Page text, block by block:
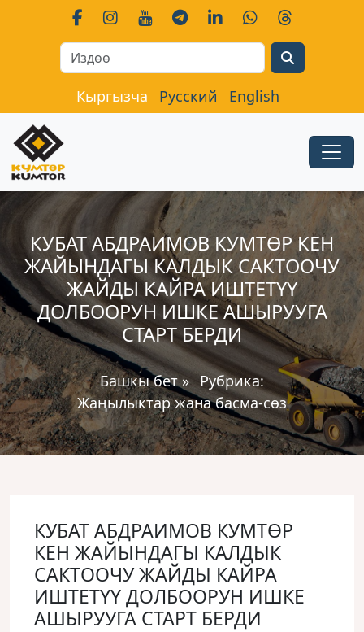
Кыргызча Русский English
КУБАТ АБДРАИМОВ КУМТӨР КЕН
ЖАЙЫНДАГЫ КАЛДЫК САКТООЧУ
ЖАЙДЫ КАЙРА ИШТЕТҮҮ
ДОЛБООРУН ИШКЕ АШЫРУУГА
СТАРТ БЕРДИ
Башкы бет» Рубрика:
Жаңылыктар жана басма-сөз
КУБАТ АБДРАИМОВ КУМТӨР
КЕН ЖАЙЫНДАГЫ КАЛДЫК
САКТООЧУ ЖАЙДЫ КАЙРА
ИШТЕТҮҮ ДОЛБООРУН ИШКЕ
АШЫРУУГА СТАРТ БЕРДИ